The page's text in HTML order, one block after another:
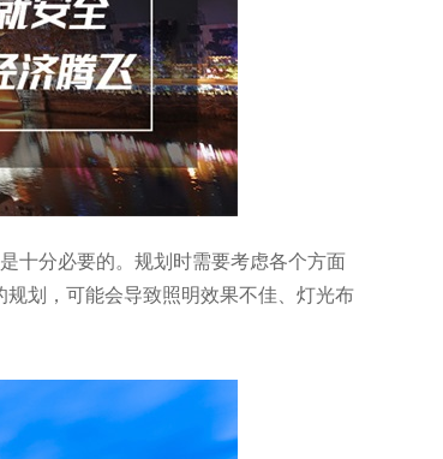
十分必要的。规划时需要考虑各个方面
划，可能会导致照明效果不佳、灯光布